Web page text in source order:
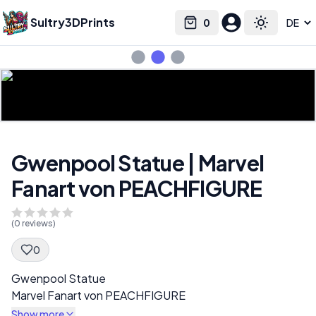
Sultry3DPrints 0
Cart Toggle
Select language
Gwenpool Statue | Marvel
Fanart von PEACHFIGURE
(0 reviews)
0
Spec Description
Gwenpool Statue
Marvel Fanart von PEACHFIGURE